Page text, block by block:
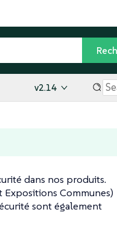
v2.14
dans nos produits.
Expositions Communes)
sont également